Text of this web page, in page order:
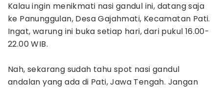
Kalau ingin menikmati nasi gandul ini, datang saja
ke Panunggulan, Desa Gajahmati, Kecamatan Pati.
Ingat, warung ini buka setiap hari, dari pukul 16.00-
22.00 WIB.
Nah, sekarang sudah tahu spot nasi gandul
andalan yang ada di Pati, Jawa Tengah. Jangan